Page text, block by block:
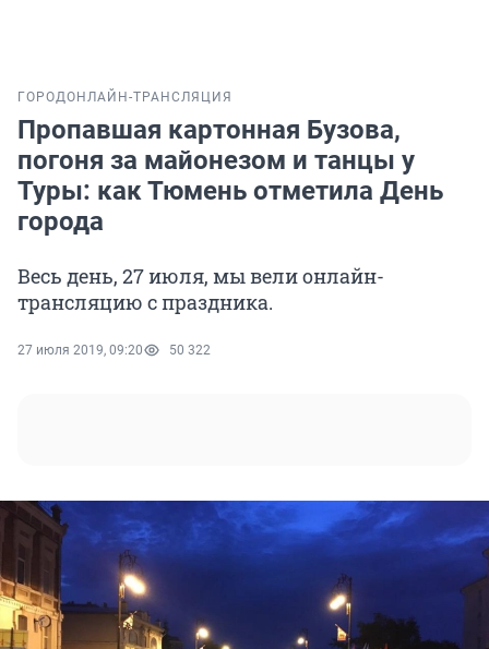
ГОРОДОНЛАЙН-ТРАНСЛЯЦИЯ
Пропавшая картонная Бузова,
погоня за майонезом и танцы у
Туры: как Тюмень отметила День
города
Весь день, 27 июля, мы вели онлайн-
трансляцию с праздника.
27 июля 2019, 09:20 50 322